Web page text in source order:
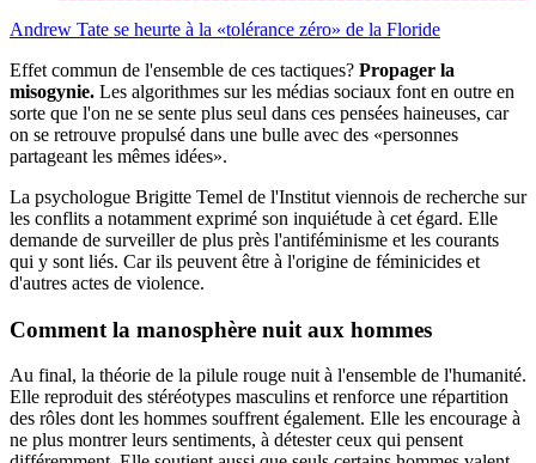
Andrew Tate se heurte à la «tolérance zéro» de la Floride
Effet commun de l'ensemble de ces tactiques? Propager la
misogynie. Les algorithmes sur les médias sociaux font en outre en
sorte que l'on ne se sente plus seul dans ces pensées haineuses, car
on se retrouve propulsé dans une bulle avec des «personnes
partageant les mêmes idées».
La psychologue Brigitte Temel de l'Institut viennois de recherche sur
les conflits a notamment exprimé son inquiétude à cet égard. Elle
demande de surveiller de plus près l'antiféminisme et les courants
qui y sont liés. Car ils peuvent être à l'origine de féminicides et
d'autres actes de violence.
Comment la manosphère nuit aux hommes
Au final, la théorie de la pilule rouge nuit à l'ensemble de l'humanité.
Elle reproduit des stéréotypes masculins et renforce une répartition
des rôles dont les hommes souffrent également. Elle les encourage à
ne plus montrer leurs sentiments, à détester ceux qui pensent